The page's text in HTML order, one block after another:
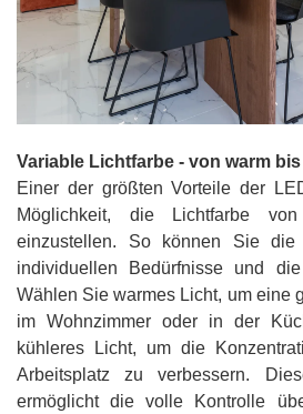
Variable Lichtfarbe - von warm
Einer der größten Vorteile der
Möglichkeit, die Lichtfarbe
einzustellen. So können Sie
individuellen Bedürfnisse und
Wählen Sie warmes Licht, um eine
im Wohnzimmer oder in der
kühleres Licht, um die
Arbeitsplatz zu verbessern.
ermöglicht die volle Kontrolle